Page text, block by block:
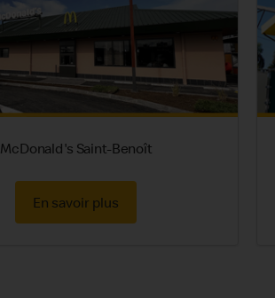
McDonald's Saint-Benoît
En savoir plus